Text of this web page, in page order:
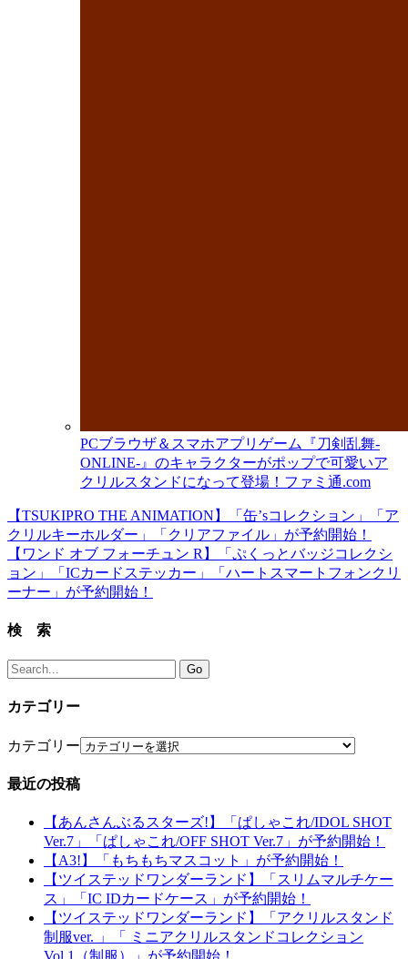
PCブラウザ＆スマホアプリゲーム『刀剣乱舞-
ONLINE-』のキャラクターがポップで可愛いア
クリルスタンドになって登場！ ファミ通.com
【TSUKIPRO THE ANIMATION】「缶’sコレクション」「ア
クリルキーホルダー」「クリアファイル」が予約開始！
【ワンド オブ フォーチュン R】「ぷくっとバッジコレクシ
ョン」「ICカードステッカー」「ハートスマートフォンクリ
ーナー」が予約開始！
検 索
カテゴリー
カテゴリー
最近の投稿
【あんさんぶるスターズ!】「ぱしゃこれ/IDOL SHOT
Ver.7」「ぱしゃこれ/OFF SHOT Ver.7」が予約開始！
【A3!】「もちもちマスコット」が予約開始！
【ツイステッドワンダーランド】「スリムマルチケー
ス」「IC IDカードケース」が予約開始！
【ツイステッドワンダーランド】「アクリルスタンド
制服ver. 」「 ミニアクリルスタンドコレクション